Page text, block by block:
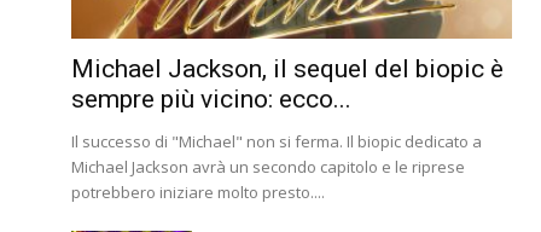
Michael Jackson, il sequel del biopic è
sempre più vicino: ecco...
Il successo di "Michael" non si ferma. Il biopic dedicato a
Michael Jackson avrà un secondo capitolo e le riprese
potrebbero iniziare molto presto....